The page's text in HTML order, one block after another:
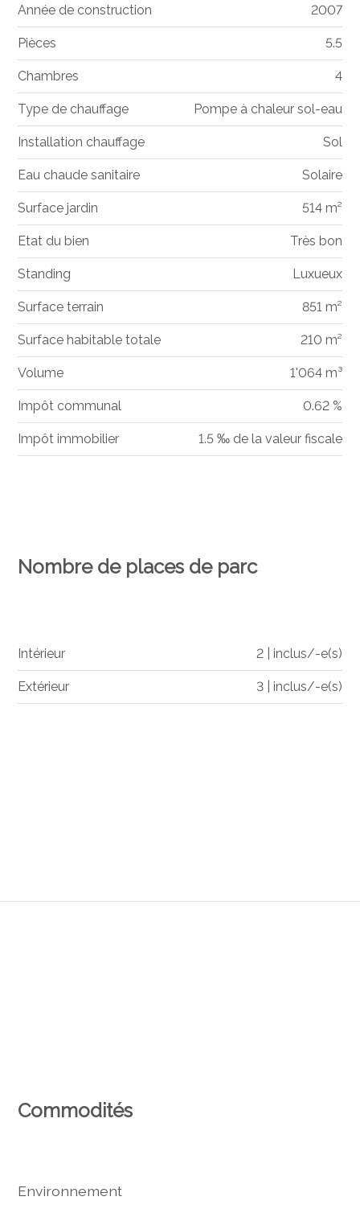
Commodités
Environnement
Année de construction 2007
Pièces 5.5
Chambres 4
Type de chauffage Pompe à chaleur sol-eau
Installation chauffage Sol
Eau chaude sanitaire Solaire
Surface jardin 514 m²
Etat du bien Très bon
Standing Luxueux
Surface terrain 851 m²
Surface habitable totale 210 m²
Volume 1'064 m³
Impôt communal 0.62 %
Impôt immobilier 1.5 ‰ de la valeur fiscale
Nombre de places de parc
Intérieur 2 | inclus/-e(s)
Extérieur 3 | inclus/-e(s)